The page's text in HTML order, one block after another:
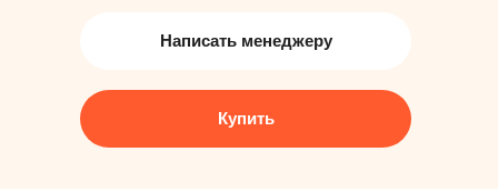
Купить
Написать менеджеру